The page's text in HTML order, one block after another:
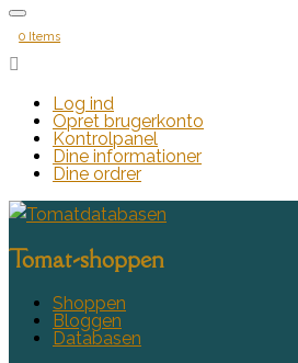
0 Items

Log ind
Opret brugerkonto
Kontrolpanel
Dine informationer
Dine ordrer
Tomat-shoppen
Shoppen
Bloggen
Databasen